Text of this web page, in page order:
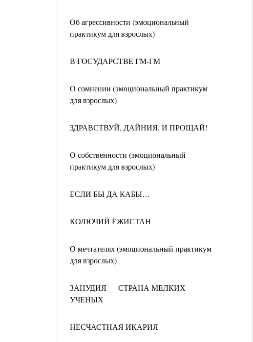
Об агрессивности (эмоциональный
практикум для взрослых)
В ГОСУДАРСТВЕ ГМ-ГМ
О сомнении (эмоциональный практикум
для взрослых)
ЗДРАВСТВУЙ, ДАЙНИЯ, И ПРОЩАЙ!
О собственности (эмоциональный
практикум для взрослых)
ЕСЛИ БЫ ДА КАБЫ…
КОЛЮЧИЙ ЁЖИСТАН
О мечтателях (эмоциональный практикум
для взрослых)
ЗАНУДИЯ — СТРАНА МЕЛКИХ
УЧЕНЫХ
НЕСЧАСТНАЯ ИКАРИЯ